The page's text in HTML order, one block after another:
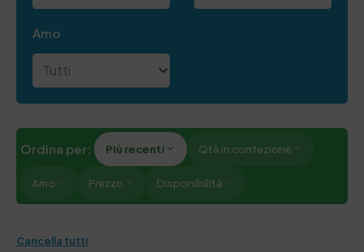
Amo
Ordina per: Più recenti Qtà in confezione
Amo Prezzo Disponibilità
Cancella tutti